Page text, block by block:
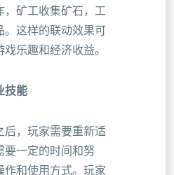
，矿工收集矿石，工
。这样的联动效果可
乐趣和经济收益。
技能
后，玩家需要重新适
一定的时间和努
作和使用方式。玩家